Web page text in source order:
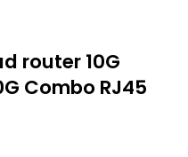
router 10G
Combo RJ45